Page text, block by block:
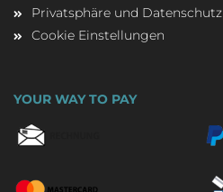
Privatsphäre und Datenschutz
Cookie Einstellungen
YOUR WAY TO PAY